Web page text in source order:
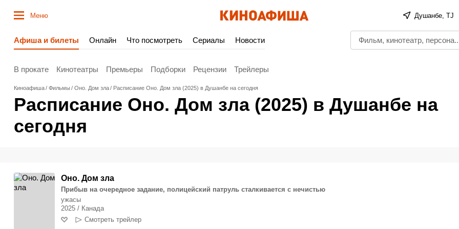
Меню Душанбе, TJ
Афиша и билеты Онлайн Что посмотреть Сериалы Новости
В прокате Кинотеатры Премьеры Подборки Рецензии Трейлеры
Киноафиша Фильмы Оно. Дом зла Расписание Оно. Дом зла (2025) в Душанбе на сегодня
Расписание Оно. Дом зла (2025) в Душанбе на
сегодня
Оно. Дом зла
Прибыв на очередное задание, полицейский патруль сталкивается с нечистью
ужасы
2025 / Канада
Смотреть трейлер